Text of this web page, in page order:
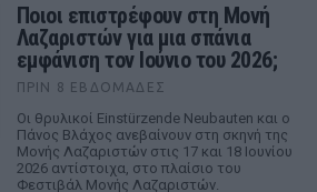
Ποιοι επιστρέφουν στη Μονή
Λαζαριστών για μια σπάνια
εμφάνιση τον Ιούνιο του 2026;
ΠΡΙΝ 8 ΕΒΔΟΜΆΔΕΣ
Οι θρυλικοί Einstürzende Neubauten και ο
Πάνος Βλάχος ανεβαίνουν στη σκηνή της
Μονής Λαζαριστών στις 17 και 18 Ιουνίου
2026 αντίστοιχα, στο πλαίσιο του
Φεστιβάλ Μονής Λαζαριστών.